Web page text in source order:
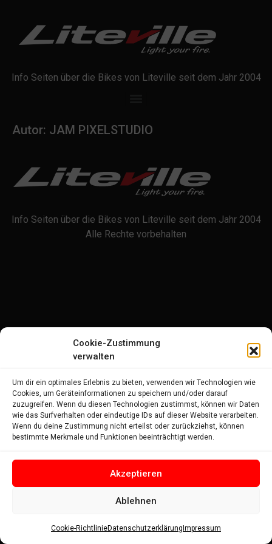
Cookie-Zustimmung
verwalten
Um dir ein optimales Erlebnis zu bieten, verwenden wir Technologien wie
Cookies, um Geräteinformationen zu speichern und/oder darauf
zuzugreifen. Wenn du diesen Technologien zustimmst, können wir Daten
wie das Surfverhalten oder eindeutige IDs auf dieser Website verarbeiten.
Wenn du deine Zustimmung nicht erteilst oder zurückziehst, können
bestimmte Merkmale und Funktionen beeinträchtigt werden.
Akzeptieren
Ablehnen
Cookie-RichtlinieDatenschutzerklärung Impressum
Info Seiten über die Bikes von Liteville seit dem Jahr 2004
Autor: JAM PIXELSTUDIO
Info Seiten über die Bikes von Liteville seit dem Jahr 2004
Alle Rechte vorbehalten